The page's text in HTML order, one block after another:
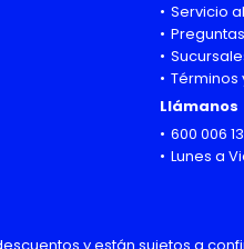
Servicio
Términos
Llámanos
600 006
Lunes a